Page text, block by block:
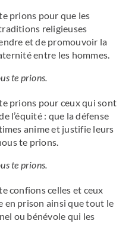
prions pour que les
religieuses
et de promouvoir la
entre les hommes.
te prions.
prions pour ceux qui sont
l’équité : que la défense
anime et justifie leurs
te prions.
te prions.
confions celles et ceux
en prison ainsi que tout le
ou bénévole qui les